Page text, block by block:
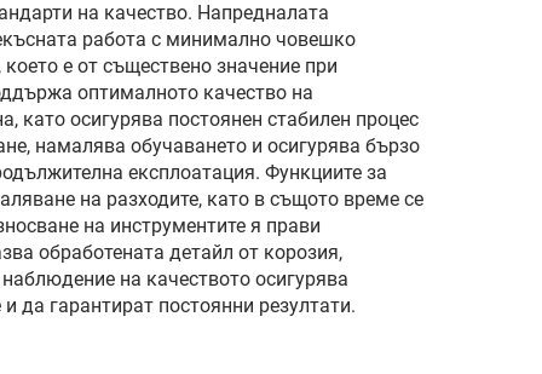
на качество. Напредналата
работа с минимално човешко
е от съществено значение при
оптималното качество на
като осигурява постоянен стабилен процес
намалява обучаването и осигурява бързо
експлоатация. Функциите за
на разходите, като в същото време се
на инструментите я прави
обработената детайл от корозия,
на качеството осигурява
гарантират постоянни резултати.